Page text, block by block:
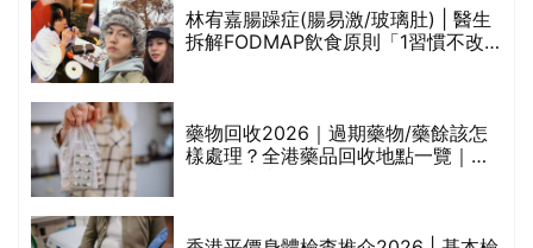
林宥嘉腸躁症(腸易激/玻璃肚) | 醫生
拆解FODMAP飲食原則「1習慣不改
藥物回收2026｜過期藥物/藥餘該怎
樣處理？全港藥品回收地點一覽｜屈